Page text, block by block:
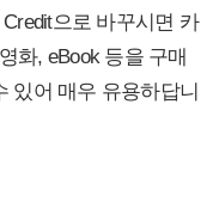
으로 바꾸시면 카
화, eBook 등을 구매
있어 매우 유용하답니